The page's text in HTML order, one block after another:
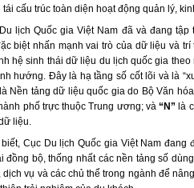
cấu trúc toàn diện hoạt động quản lý,
lịch Quốc gia Việt Nam đã và đang
biệt nhấn mạnh vai trò của dữ liệu và
hệ sinh thái dữ liệu du lịch quốc gia theo
hướng. Đây là hạ tầng số cốt lõi và là
là Nền tảng dữ liệu quốc gia do Bộ Văn
phố trực thuộc Trung ương; và “N” là
liệu.
Cục Du lịch Quốc gia Việt Nam đang
đồng bộ, thống nhất các nền tảng số
vụ và các chủ thể trong ngành để